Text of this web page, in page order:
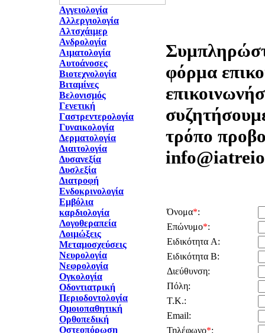
Αγγειολογία
Αλλεργιολογία
Αλτσχάιμερ
Ανδρολογία
Αιματολογία
Αυτοάνοσες
Βιοτεχνολογία
Βιταμίνες
Βελονισμός
Γενετική
Γαστρεντερολογία
Γυναικολογία
Δερματολογία
Διαιτολογία
Δυσανεξία
Δυσλεξία
Διατροφή
Ενδοκρινολογία
Εμβόλια
καρδιολογία
Λογοθεραπεία
Λοιμώξεις
Μεταμοσχεύσεις
Νευρολογία
Νεφρολογία
Ογκολογία
Οδοντιατρική
Περιοδοντολογία
Ομοιοπαθητική
Ορθοπεδική
Οστεοπόρωση
φόρμα
τρόπο
Όνομα*:
Επώνυμο*:
Ειδικότητα A:
Ειδικότητα B:
Διεύθυνση:
Πόλη:
Τ.Κ.:
Email:
Τηλέφωνο*: